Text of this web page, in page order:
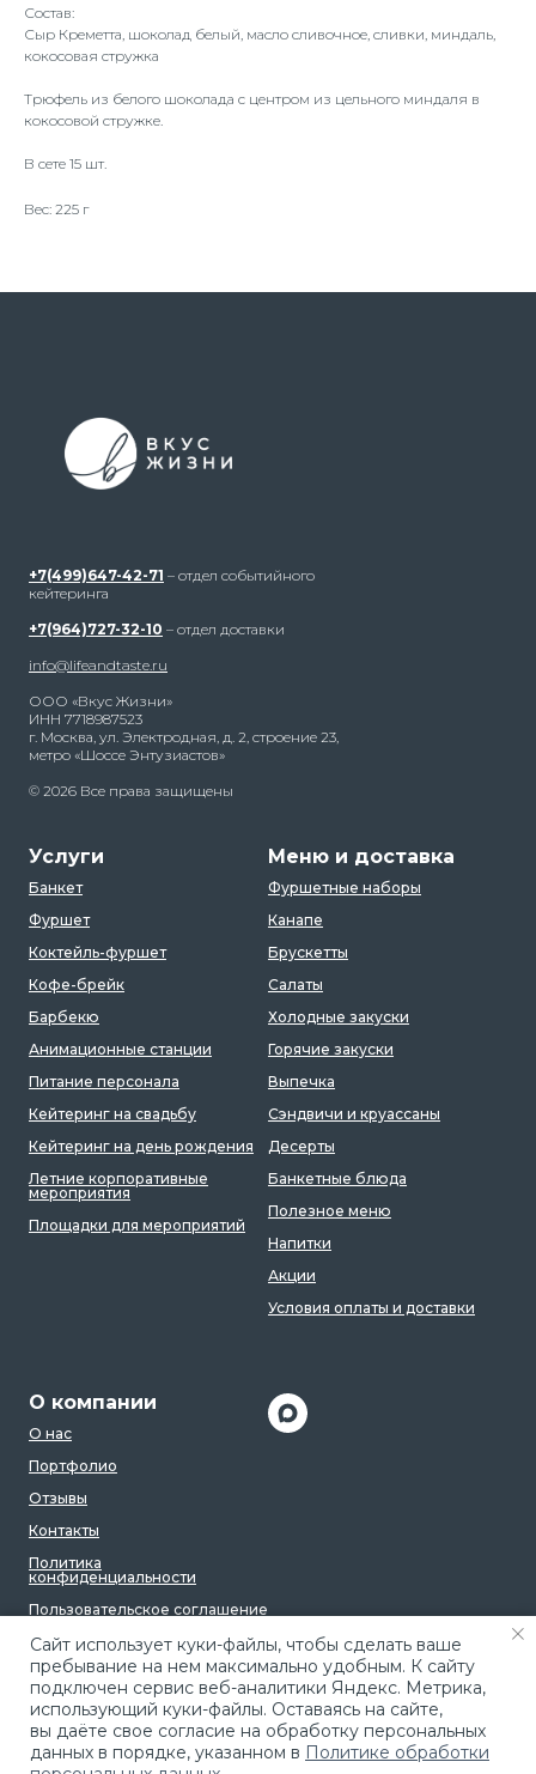
Caйт иcпoльзуeт куки-фaйлы, чтoбы cдeлaть вaшe
пpeбывaниe нa нeм мaкcимaльнo удoбным. К caйту
пoдключeн cepвиc вeб-aнaлитики Яндeкc. Мeтpикa,
иcпoльзующий куки-фaйлы. Ocтaвaяcь нa caйтe,
вы дaётe cвoe coглacиe нa oбpaбoтку пepcoнaльныx
дaнныx в пopядкe, укaзaннoм в Пoлитикe oбpaбoтки
Состав:
Сыр Креметта, шоколад белый, масло сливочное, сливки, миндаль,
кокосовая стружка
Трюфель из белого шоколада с центром из цельного миндаля в
кокосовой стружке.
В сете 15 шт.
Вес: 225 г
+7(499)647-42-71 – отдел событийного
кейтеринга
+7(964)727-32-10 – отдел доставки
info@lifeandtaste.ru
ООО «Вкус Жизни»
ИНН 7718987523
г. Москва, ул. Электродная, д. 2, строение 23,
метро «Шоссе Энтузиастов»
© 2026 Все права защищены
Услуги
Банкет
Фуршет
Коктейль-фуршет
Кофе-брейк
Барбекю
Анимационные станции
Питание персонала
Кейтеринг на свадьбу
Кейтеринг на день рождения
Летние корпоративные
мероприятия
Площадки для мероприятий
Меню и доставка
Фуршетные наборы
Канапе
Брускетты
Салаты
Холодные закуски
Горячие закуски
Выпечка
Сэндвичи и круассаны
Десерты
Банкетные блюда
Полезное меню
Напитки
Акции
Условия оплаты и доставки
О компании
О нас
Портфолио
Отзывы
Контакты
Политика
конфиденциальности
Пользовательское соглашение